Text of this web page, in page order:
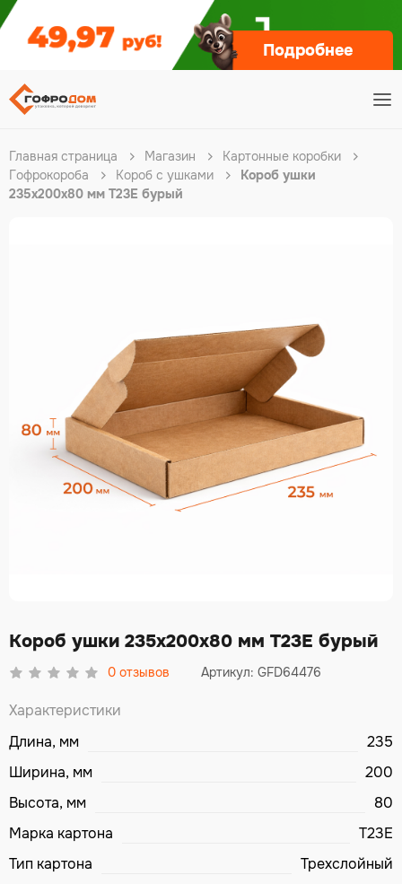
Подробнее
Главная страница Магазин
Картонные коробки
Гофрокороба
Короб с ушками
Короб ушки
235х200х80 мм Т23Е бурый
Короб ушки 235х200х80 мм Т23Е бурый
0 отзывов Артикул: GFD64476
Характеристики
Длина, мм
235
Ширина, мм
200
Высота, мм
80
Марка картона
T23E
Тип картона
Трехслойный